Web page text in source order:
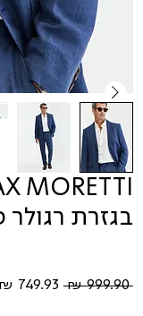
בגזרת רגולר
‏999.90 ‏₪
מחיר